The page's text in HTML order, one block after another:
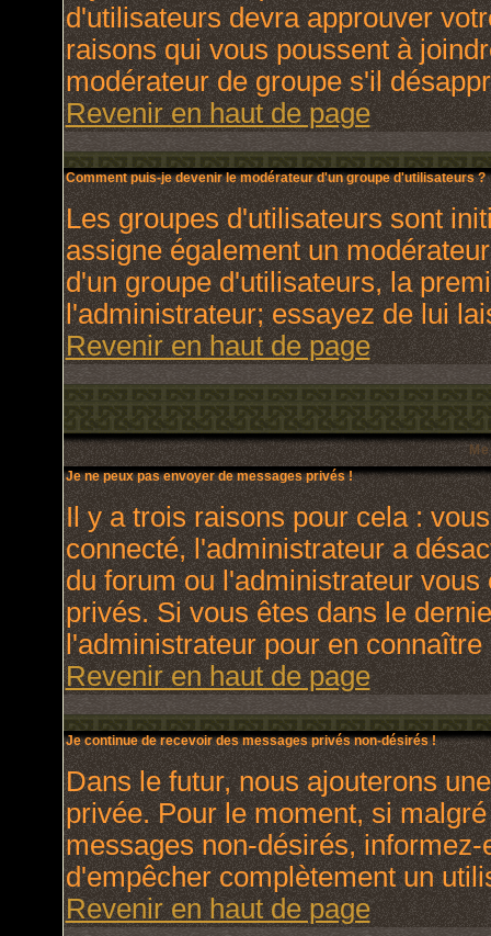
d'utilisateurs devra approuver
raisons qui vous poussent à
modérateur de groupe s'il
Revenir en haut de page
Comment puis-je devenir le modérateur d'un groupe d'utilisateurs ?
Les groupes d'utilisateurs sont
assigne également un
d'un groupe d'utilisateurs, la
l'administrateur; essayez de lui
Revenir en haut de page
Je ne peux pas envoyer de messages privés !
Il y a trois raisons pour cela :
connecté, l'administrateur a
du forum ou l'administrateur
privés. Si vous êtes dans le
l'administrateur pour en connaître
Revenir en haut de page
Je continue de recevoir des messages privés non-désirés !
Dans le futur, nous ajouterons
privée. Pour le moment, si
messages non-désirés,
d'empêcher complètement un
Revenir en haut de page